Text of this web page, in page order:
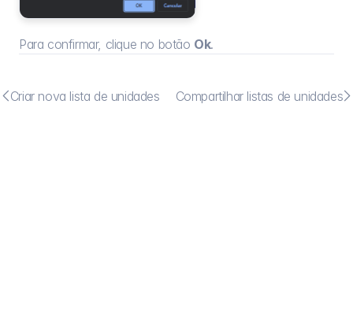
Para confirmar, clique no botão Ok.
Criar nova lista de unidades Compartilhar listas de unidades